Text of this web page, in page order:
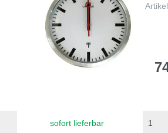
sofort lieferbar